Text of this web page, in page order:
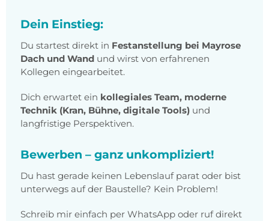
Dein Einstieg:
Du startest direkt in Festanstellung bei Mayrose
Dach und Wand und wirst von erfahrenen
Kollegen eingearbeitet.
Dich erwartet ein kollegiales Team, moderne
Technik (Kran, Bühne, digitale Tools) und
langfristige Perspektiven.
Bewerben – ganz unkompliziert!
Du hast gerade keinen Lebenslauf parat oder bist
unterwegs auf der Baustelle? Kein Problem!
Schreib mir einfach per WhatsApp oder ruf direkt